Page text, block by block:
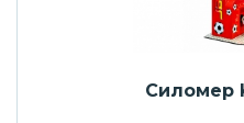
Силомер